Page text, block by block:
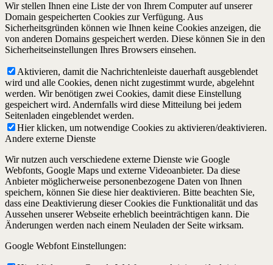
Wir stellen Ihnen eine Liste der von Ihrem Computer auf unserer
Domain gespeicherten Cookies zur Verfügung. Aus
Sicherheitsgründen können wie Ihnen keine Cookies anzeigen, die
von anderen Domains gespeichert werden. Diese können Sie in den
Sicherheitseinstellungen Ihres Browsers einsehen.
Aktivieren, damit die Nachrichtenleiste dauerhaft ausgeblendet
wird und alle Cookies, denen nicht zugestimmt wurde, abgelehnt
werden. Wir benötigen zwei Cookies, damit diese Einstellung
gespeichert wird. Andernfalls wird diese Mitteilung bei jedem
Seitenladen eingeblendet werden.
Hier klicken, um notwendige Cookies zu aktivieren/deaktivieren.
Andere externe Dienste
Wir nutzen auch verschiedene externe Dienste wie Google
Webfonts, Google Maps und externe Videoanbieter. Da diese
Anbieter möglicherweise personenbezogene Daten von Ihnen
speichern, können Sie diese hier deaktivieren. Bitte beachten Sie,
dass eine Deaktivierung dieser Cookies die Funktionalität und das
Aussehen unserer Webseite erheblich beeinträchtigen kann. Die
Änderungen werden nach einem Neuladen der Seite wirksam.
Google Webfont Einstellungen: